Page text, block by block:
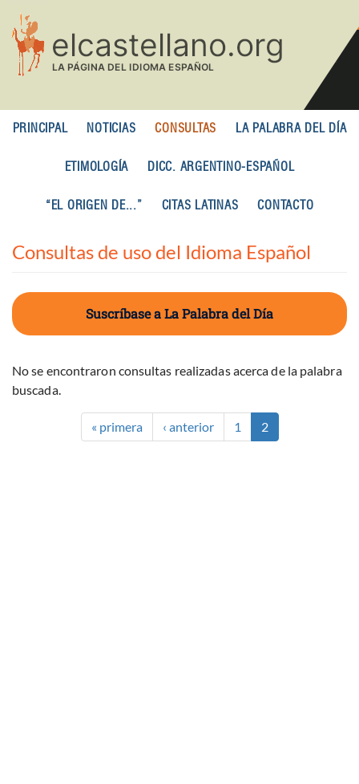
contenido
principal
PRINCIPAL NOTICIAS CONSULTAS LA PALABRA DEL DÍA
ETIMOLOGÍA DICC. ARGENTINO-ESPAÑOL
“EL ORIGEN DE...” CITAS LATINAS CONTACTO
Consultas de uso del Idioma Español
Suscríbase a La Palabra del Día
No se encontraron consultas realizadas acerca de la palabra
buscada.
« primera ‹ anterior 1 2